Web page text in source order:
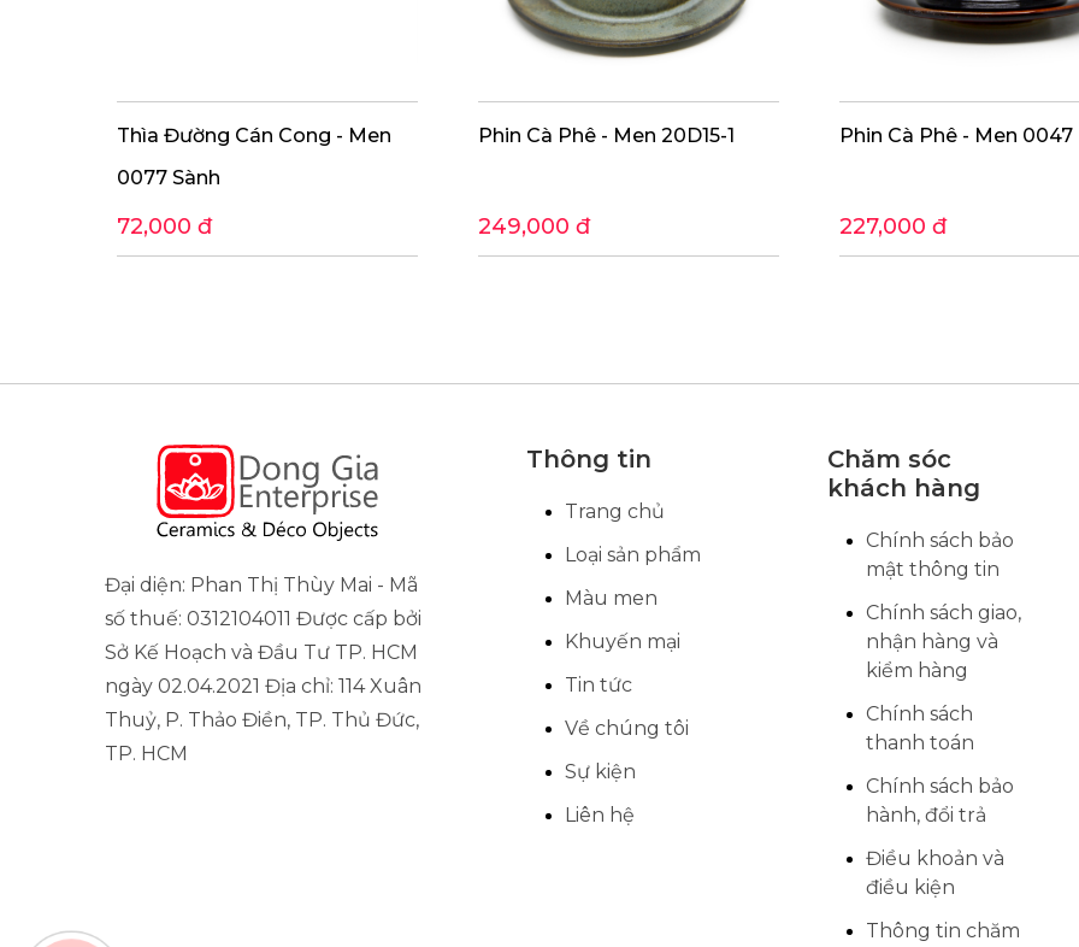
Thìa Đường Cán Cong - Men
0077 Sành
72,000 đ
Phin Cà Phê - Men 20D15-1
249,000 đ
Phin Cà Phê - Men 0047
227,000 đ
Đại diện: Phan Thị Thùy Mai - Mã
số thuế: 0312104011 Được cấp bởi
Sở Kế Hoạch và Đầu Tư TP. HCM
ngày 02.04.2021 Địa chỉ: 114 Xuân
Thuỷ, P. Thảo Điền, TP. Thủ Đức,
TP. HCM
Thông tin
Trang chủ
Loại sản phẩm
Màu men
Khuyến mại
Tin tức
Về chúng tôi
Sự kiện
Liên hệ
Chăm sóc
khách hàng
Chính sách bảo
mật thông tin
Chính sách giao,
nhận hàng và
kiểm hàng
Chính sách
thanh toán
Chính sách bảo
hành, đổi trả
Điều khoản và
điều kiện
Thông tin chăm